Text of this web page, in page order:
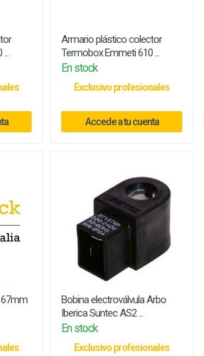
Armario plástico colector
Termobox Emmeti 610 ...
En stock
Exclusivo profesionales
Accede a tu cuenta
Bobina electroválvula Arbo
Iberica Suntec AS2 ...
En stock
Exclusivo profesionales